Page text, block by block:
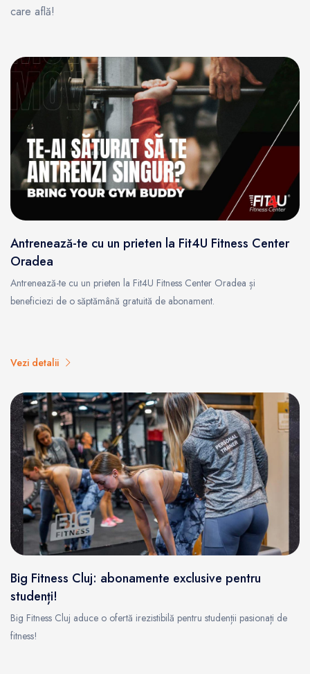
care află!
Antrenează-te cu un prieten la Fit4U Fitness Center
Oradea
Antrenează-te cu un prieten la Fit4U Fitness Center Oradea și
beneficiezi de o săptămână gratuită de abonament.
Vezi detalii
Big Fitness Cluj: abonamente exclusive pentru
studenți!
Big Fitness Cluj aduce o ofertă irezistibilă pentru studenții pasionați de
fitness!